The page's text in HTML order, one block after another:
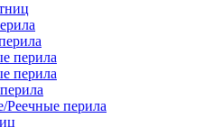
перила
перила
Реечные перила